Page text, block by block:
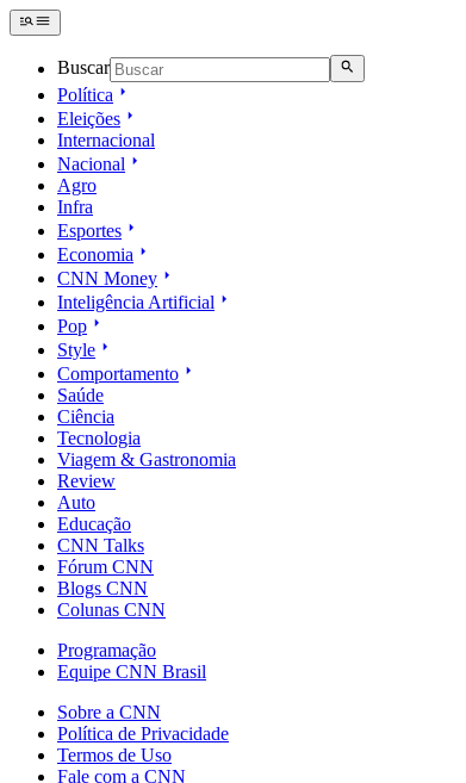
Buscar
Política
Eleições
Internacional
Nacional
Agro
Infra
Esportes
Economia
CNN Money
Inteligência Artificial
Pop
Style
Comportamento
Saúde
Ciência
Tecnologia
Viagem & Gastronomia
Review
Auto
Educação
CNN Talks
Fórum CNN
Blogs CNN
Colunas CNN
Programação
Equipe CNN Brasil
Sobre a CNN
Política de Privacidade
Termos de Uso
Fale com a CNN